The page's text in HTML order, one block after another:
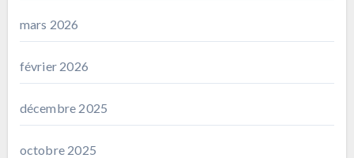
mars 2026
février 2026
décembre 2025
octobre 2025